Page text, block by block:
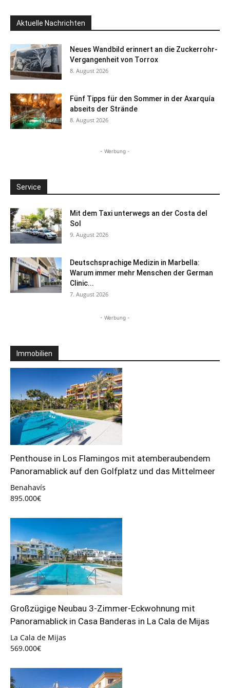
Aktuelle Nachrichten
Neues Wandbild erinnert an die Zuckerrohr-
Vergangenheit von Torrox
8. August 2026
Fünf Tipps für den Sommer in der Axarquía
abseits der Strände
8. August 2026
- Werbung -
Service
Mit dem Taxi unterwegs an der Costa del
Sol
9. August 2026
Deutschsprachige Medizin in Marbella:
Warum immer mehr Menschen der German
Clinic...
7. August 2026
- Werbung -
Immobilien
Penthouse in Los Flamingos mit atemberaubendem
Panoramablick auf den Golfplatz und das Mittelmeer
Benahavís
895.000€
Großzügige Neubau 3-Zimmer-Eckwohnung mit
Panoramablick in Casa Banderas in La Cala de Mijas
La Cala de Mijas
569.000€